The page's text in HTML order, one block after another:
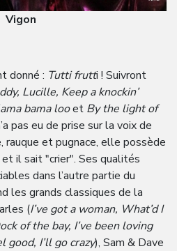
Vigon
donné : Tutti frutti ! Suivront
Lucille, Keep a knockin’
bama looet By the light of
pas eu de prise sur la voix de
rauque et pugnace, elle possède
il sait "crier". Ses qualités
dans l’autre partie du
les grands classiques de la
(I’ve got a woman, What’d I
of the bay, I’ve been loving
good, I’ll go crazy), Sam & Dave